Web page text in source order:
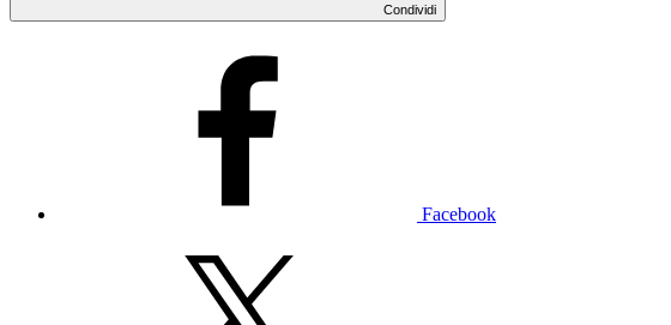
Condividi
Facebook